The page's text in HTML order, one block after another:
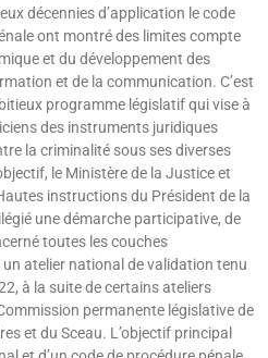
décennies d’application le code
ont montré des limites compte
et du développement des
et de la communication. C’est
programme législatif qui vise à
des instruments juridiques
la criminalité sous ses diverses
le Ministère de la Justice et
instructions du Président de la
une démarche participative, de
toutes les couches
atelier national de validation tenu
à la suite de certains ateliers
permanente législative de
et du Sceau. L’objectif principal